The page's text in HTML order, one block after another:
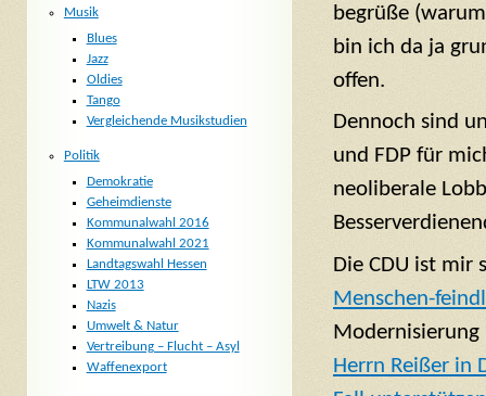
begrüße
bin ich da ja
offen.
Dennoch sind
und FDP für
neoliberale
Die CDU ist mir
Menschen-
Modernisierung
Herrn Reißer in
Musik
Blues
Jazz
Oldies
Tango
Vergleichende Musikstudien
Politik
Demokratie
Geheimdienste
Kommunalwahl 2016
Kommunalwahl 2021
Landtagswahl Hessen
LTW 2013
Nazis
Umwelt & Natur
Vertreibung – Flucht – Asyl
Waffenexport